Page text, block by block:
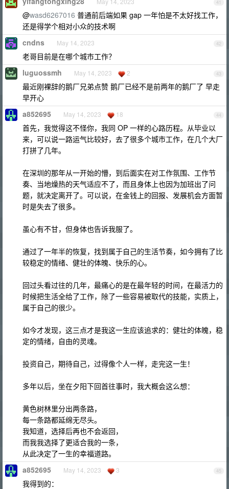
41
@wasd6267016 普通前后端如果 gap 一年怕是不太好找工作，
还是得学个相对小众的技术啊
42
cndns May 14, 2023
老哥目前是在哪个城市工作？
43
luguossmh May 14, 2023 2
最近刚裸辞的鹅厂兄弟点赞 鹅厂已经不是前两年的鹅厂了 早走
早开心
44
a852695 May 14, 2023 18
首先，我觉得这不怪你，我同 OP 一样的心路历程。从毕业以
来，可以说一路运气比较好，去了很多个城市工作，在几个大厂
打拼了几年。
在深圳的那年从一开始的懵，到后面实在对工作氛围、工作节
奏、当地燥热的天气适应不了，而且身体上也因为加班出了问
题，就决定离开了。可以说，在金钱上的回报、发展机会方面暂
时是失去了很多。
虽心有不甘，但身体也告诉我服了。
通过了一年半的恢复，找到属于自己的生活节奏，如今拥有了比
较稳定的情绪、健壮的体魄、快乐的心。
回过头看过往的几年，最痛心的是在最年轻的时间，在最活力的
时候把生活全给了工作，除了一些容易被取代的技能，实质上，
属于自己的很少。
如今才发现，这三点才是我这一生应该追求的：健壮的体魄，稳
定的情绪，自由的灵魂。
投资自己，期待自己，过得像个人一样，走完这一生！
多年以后，坐在夕阳下回首往事时，我大概会这么想：
黄色树林里分出两条路，
每一条路都延绵无尽头。
我知道，选择后再也不会返回，
而我我选择了更适合我的一条，
从此决定了一生的幸福道路。
45
a852695 May 14, 2023 3
我得到的：